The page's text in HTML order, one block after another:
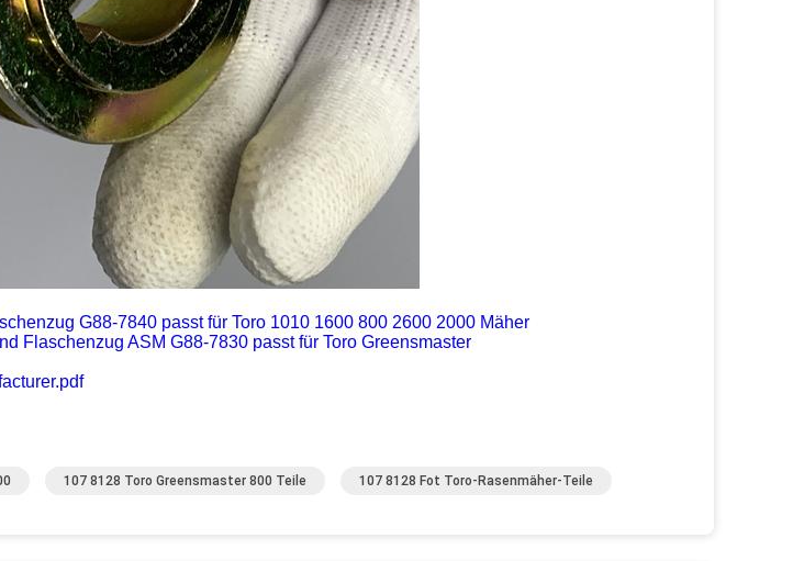
G88-7840 passt für Toro 1010 1600 800 2600 2000 Mäher
Flaschenzug ASM G88-7830 passt für Toro Greensmaster
107 8128 Toro Greensmaster 800 Teile 107 8128 Fot Toro-Rasenmäher-Teile